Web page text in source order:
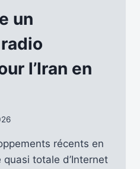
un
l’Iran en
récents en
totale d’Internet